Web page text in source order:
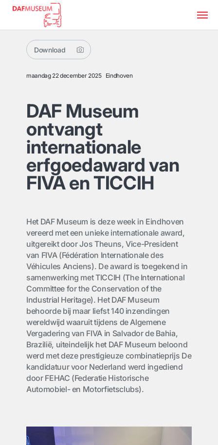
Download
maandag 22 december 2025 Eindhoven
DAF Museum
ontvangt
internationale
erfgoedaward van
FIVA en TICCIH
Het DAF Museum is deze week in Eindhoven
vereerd met een unieke internationale award,
uitgereikt door Jos Theuns, Vice-President
van FIVA (Fédération Internationale des
Véhicules Anciens). De award is toegekend in
samenwerking met TICCIH (The International
Committee for the Conservation of the
Industrial Heritage). Het DAF Museum
behoorde bij maar liefst 140 inzendingen
wereldwijd waaruit tijdens de Algemene
Vergadering van FIVA in Salvador de Bahia,
Brazilië, uiteindelijk het DAF Museum beloond
werd met deze prestigieuze combinatieprijs De
kandidatuur voor Nederland werd ingediend
door FEHAC (Federatie Historische
Automobiel- en Motorfietsclubs).